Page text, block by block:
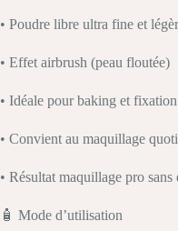
• Poudre libre ultra fine et
• Effet airbrush (peau floutée)
• Idéale pour baking et
• Convient au maquillage
• Résultat maquillage pro sans
🧴 Mode d’utilisation